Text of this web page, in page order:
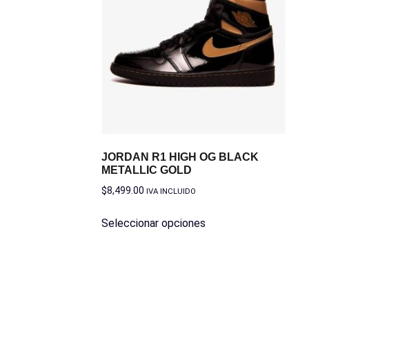
JORDAN R1 HIGH OG BLACK
METALLIC GOLD
$8,499.00 IVA INCLUIDO
Seleccionar opciones